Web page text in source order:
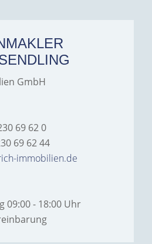
GmbH
69 62 0
69 62 44
immobilien.de
09:00 - 18:00 Uhr